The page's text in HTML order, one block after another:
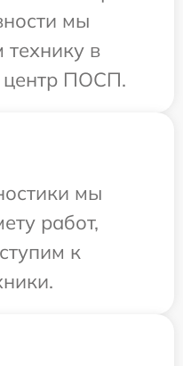
мы
технику в
центр ПОСП.
мы
работ,
к